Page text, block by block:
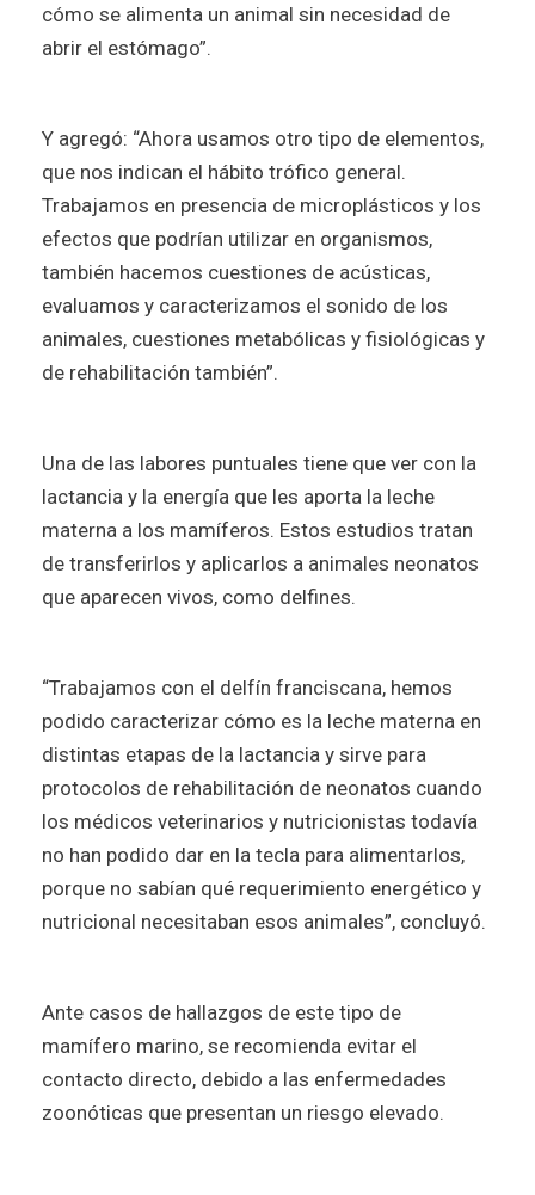
cómo se alimenta un animal sin necesidad de
abrir el estómago”.
Y agregó: “Ahora usamos otro tipo de elementos,
que nos indican el hábito trófico general.
Trabajamos en presencia de microplásticos y los
efectos que podrían utilizar en organismos,
también hacemos cuestiones de acústicas,
evaluamos y caracterizamos el sonido de los
animales, cuestiones metabólicas y fisiológicas y
de rehabilitación también”.
Una de las labores puntuales tiene que ver con la
lactancia y la energía que les aporta la leche
materna a los mamíferos. Estos estudios tratan
de transferirlos y aplicarlos a animales neonatos
que aparecen vivos, como delfines.
“Trabajamos con el delfín franciscana, hemos
podido caracterizar cómo es la leche materna en
distintas etapas de la lactancia y sirve para
protocolos de rehabilitación de neonatos cuando
los médicos veterinarios y nutricionistas todavía
no han podido dar en la tecla para alimentarlos,
porque no sabían qué requerimiento energético y
nutricional necesitaban esos animales”, concluyó.
Ante casos de hallazgos de este tipo de
mamífero marino, se recomienda evitar el
contacto directo, debido a las enfermedades
zoonóticas que presentan un riesgo elevado.